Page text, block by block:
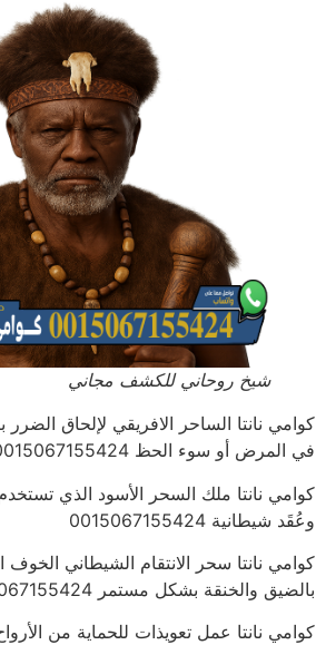
شيخ روحاني للكشف مجاني
كوامي نانتا الساحر الافريقي لإلحاق الضرر
في المرض أو سوء الحظ 0015067155424
كوامي نانتا ملك السحر الأسود الذي
وعُقَد شيطانية 0015067155424
كوامي نانتا سحر الانتقام الشيطاني الخوف
بالضيق والخنقة بشكل مستمر 0015067155424
كوامي نانتا عمل تعويذات للحماية من